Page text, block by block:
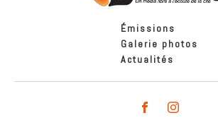
Émissions
Galerie photos
Actualités